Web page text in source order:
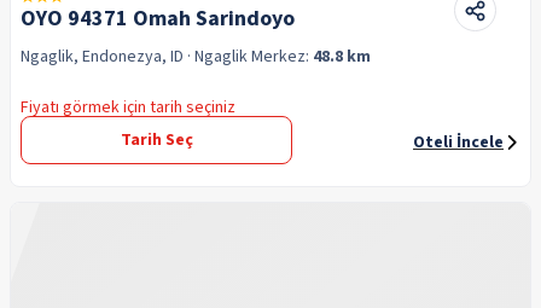
OYO 94371 Omah Sarindoyo
Ngaglik, Endonezya, ID · NgaglikMerkez: 48.8 km
Fiyatı görmek için tarih seçiniz
Tarih Seç
Oteli İncele